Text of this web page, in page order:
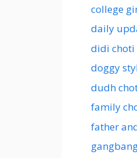
college
daily
didi choti
doggy
dudh
family
father